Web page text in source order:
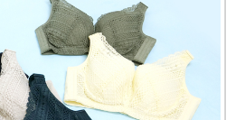
払い」（以下当サービスという）はネットプ
という）が提供し、AFTEEが代金を徴収し
提供しなければならない個人情報（注文者
名、電話番号、受取人住所を含むがこれに
れ当サービスで必要な範囲内で利用されま
、処理、利用について、詳細はAFTEE公式ホ
、処理及び利用に関する声明』をご参照く
以上で送料無料